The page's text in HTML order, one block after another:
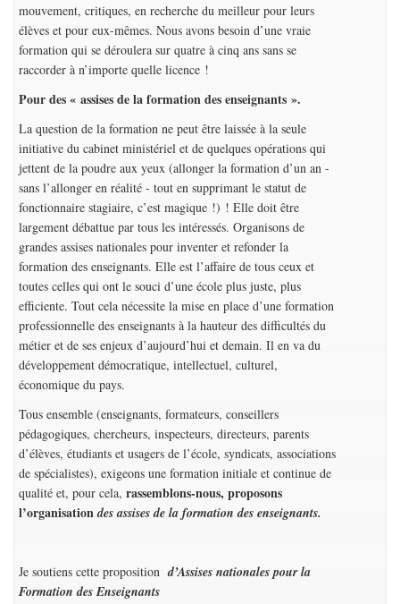
mouvement, critiques, en recherche du meilleur pour leurs
élèves et pour eux-mêmes. Nous avons besoin d’une vraie
formation qui se déroulera sur quatre à cinq ans sans se
raccorder à n’importe quelle licence !
Pour des « assises de la formation des enseignants ».
La question de la formation ne peut être laissée à la seule
initiative du cabinet ministériel et de quelques opérations qui
jettent de la poudre aux yeux (allonger la formation d’un an -
sans l’allonger en réalité - tout en supprimant le statut de
fonctionnaire stagiaire, c’est magique !) ! Elle doit être
largement débattue par tous les intéressés. Organisons de
grandes assises nationales pour inventer et refonder la
formation des enseignants. Elle est l’affaire de tous ceux et
toutes celles qui ont le souci d’une école plus juste, plus
efficiente. Tout cela nécessite la mise en place d’une formation
professionnelle des enseignants à la hauteur des difficultés du
métier et de ses enjeux d’aujourd’hui et demain. Il en va du
développement démocratique, intellectuel, culturel,
économique du pays.
Tous ensemble (enseignants, formateurs, conseillers
pédagogiques, chercheurs, inspecteurs, directeurs, parents
d’élèves, étudiants et usagers de l’école, syndicats, associations
de spécialistes), exigeons une formation initiale et continue de
qualité et, pour cela, rassemblons-nous, proposons
l’organisationdes assises de la formation des enseignants.
Je soutiens cette proposition d’Assises nationales pour la
Formation des Enseignants